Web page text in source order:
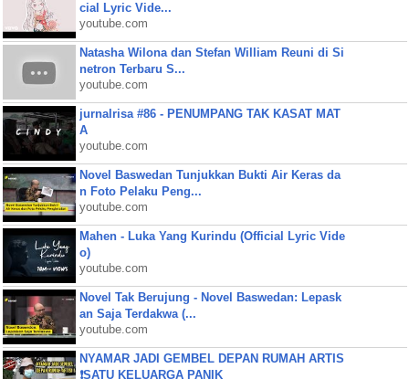
cial Lyric Vide...
youtube.com
Natasha Wilona dan Stefan William Reuni di Si
netron Terbaru S...
youtube.com
jurnalrisa #86 - PENUMPANG TAK KASAT MAT
A
youtube.com
Novel Baswedan Tunjukkan Bukti Air Keras da
n Foto Pelaku Peng...
youtube.com
Mahen - Luka Yang Kurindu (Official Lyric Vide
o)
youtube.com
Novel Tak Berujung - Novel Baswedan: Lepask
an Saja Terdakwa (...
youtube.com
NYAMAR JADI GEMBEL DEPAN RUMAH ARTIS
❗SATU KELUARGA PANIK